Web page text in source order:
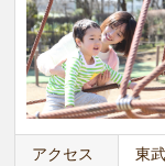
アクセス 東